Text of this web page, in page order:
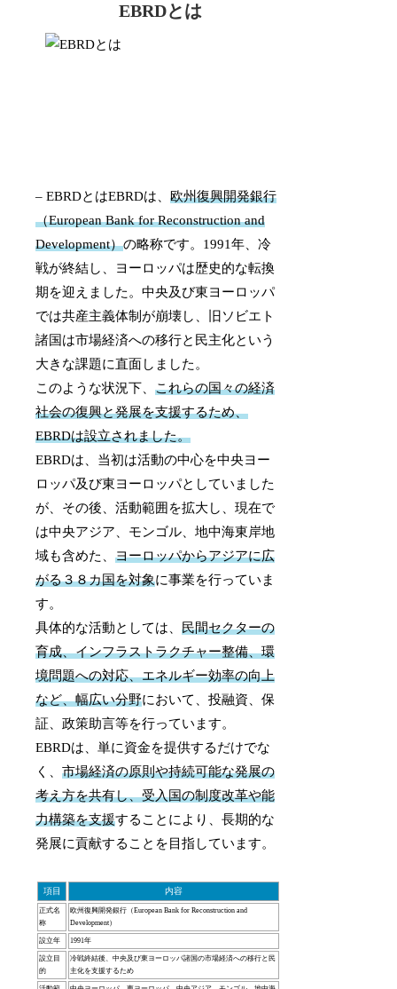
EBRDとは
– EBRDとはEBRDは、欧州復興開発銀行
（European Bank for Reconstruction and
Development）の略称です。1991年、冷
戦が終結し、ヨーロッパは歴史的な転換
期を迎えました。中央及び東ヨーロッパ
では共産主義体制が崩壊し、旧ソビエト
諸国は市場経済への移行と民主化という
大きな課題に直面しました。
このような状況下、これらの国々の経済
社会の復興と発展を支援するため、
EBRDは設立されました。
EBRDは、当初は活動の中心を中央ヨー
ロッパ及び東ヨーロッパとしていました
が、その後、活動範囲を拡大し、現在で
は中央アジア、モンゴル、地中海東岸地
域も含めた、ヨーロッパからアジアに広
がる３８カ国を対象に事業を行っていま
す。
具体的な活動としては、民間セクターの
育成、インフラストラクチャー整備、環
境問題への対応、エネルギー効率の向上
など、幅広い分野において、投融資、保
証、政策助言等を行っています。
EBRDは、単に資金を提供するだけでな
く、市場経済の原則や持続可能な発展の
考え方を共有し、受入国の制度改革や能
力構築を支援することにより、長期的な
発展に貢献することを目指しています。
項目 内容
正式名
称
欧州復興開発銀行（European Bank for Reconstruction and
Development）
設立年 1991年
設立目
的
冷戦終結後、中央及び東ヨーロッパ諸国の市場経済への移行と民
主化を支援するため